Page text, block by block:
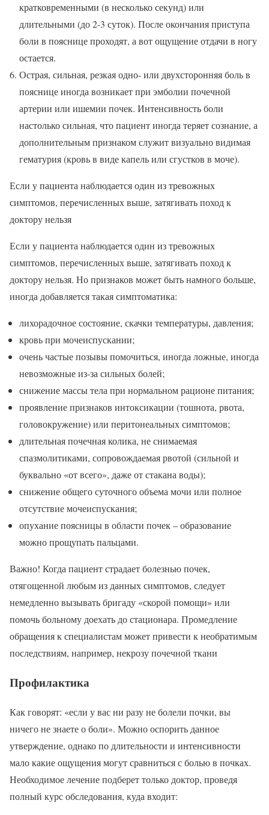
кратковременными (в несколько секунд) или
длительными (до 2-3 суток). После окончания приступа
боли в пояснице проходят, а вот ощущение отдачи в ногу
остается.
Острая, сильная, резкая одно- или двухсторонняя боль в
пояснице иногда возникает при эмболии почечной
артерии или ишемии почек. Интенсивность боли
настолько сильная, что пациент иногда теряет сознание, а
дополнительным признаком служит визуально видимая
гематурия (кровь в виде капель или сгустков в моче).
Если у пациента наблюдается один из тревожных
симптомов, перечисленных выше, затягивать поход к
доктору нельзя
Если у пациента наблюдается один из тревожных
симптомов, перечисленных выше, затягивать поход к
доктору нельзя. Но признаков может быть намного больше,
иногда добавляется такая симптоматика:
лихорадочное состояние, скачки температуры, давления;
кровь при мочеиспускании;
очень частые позывы помочиться, иногда ложные, иногда
невозможные из-за сильных болей;
снижение массы тела при нормальном рационе питания;
проявление признаков интоксикации (тошнота, рвота,
головокружение) или перитонеальных симптомов;
длительная почечная колика, не снимаемая
спазмолитиками, сопровождаемая рвотой (сильной и
буквально «от всего», даже от стакана воды);
снижение общего суточного объема мочи или полное
отсутствие мочеиспускания;
опухание поясницы в области почек – образование
можно прощупать пальцами.
Важно! Когда пациент страдает болезнью почек,
отягощенной любым из данных симптомов, следует
немедленно вызывать бригаду «скорой помощи» или
помочь больному доехать до стационара. Промедление
обращения к специалистам может привести к необратимым
последствиям, например, некрозу почечной ткани
Профилактика
Как говорят: «если у вас ни разу не болели почки, вы
ничего не знаете о боли». Можно оспорить данное
утверждение, однако по длительности и интенсивности
мало какие ощущения могут сравниться с болью в почках.
Необходимое лечение подберет только доктор, проведя
полный курс обследования, куда входит: